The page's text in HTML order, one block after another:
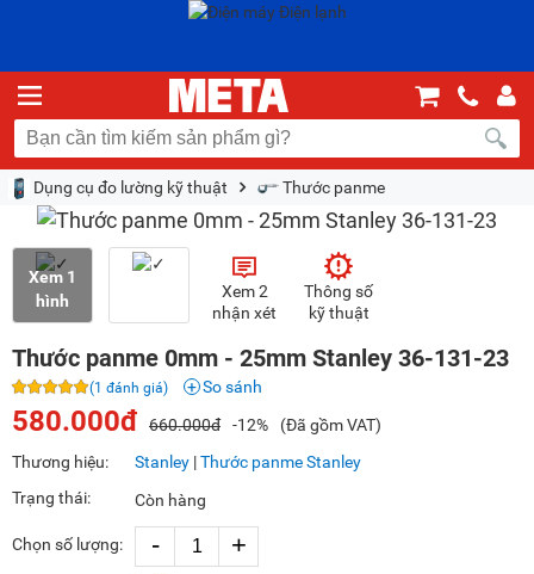
Dụng cụ đo lường kỹ thuật Thước panme
Xem 1
hình
Xem 2
nhận xét
Thông số
kỹ thuật
Thước panme 0mm - 25mm Stanley 36-131-23
(1 đánh giá) So sánh
580.000đ 660.000đ -12%
(Đã gồm VAT)
Thương hiệu:
Stanley |Thước panme Stanley
Trạng thái:
Còn hàng
Chọn số lượng: - +